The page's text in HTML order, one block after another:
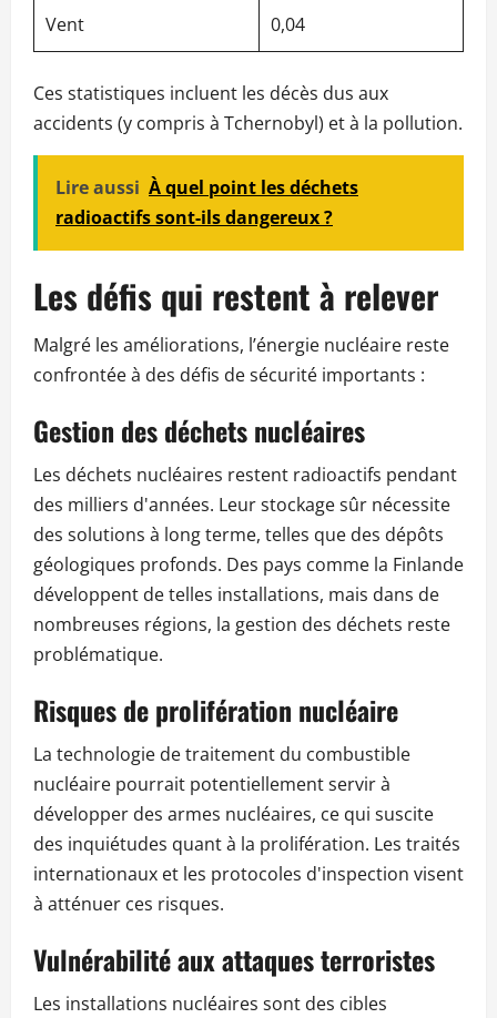
Vent 0,04
Ces statistiques incluent les décès dus aux
accidents (y compris à Tchernobyl) et à la pollution.
Lire aussi À quel point les déchets
radioactifs sont-ils dangereux ?
Les défis qui restent à relever
Malgré les améliorations, l’énergie nucléaire reste
confrontée à des défis de sécurité importants :
Gestion des déchets nucléaires
Les déchets nucléaires restent radioactifs pendant
des milliers d'années. Leur stockage sûr nécessite
des solutions à long terme, telles que des dépôts
géologiques profonds. Des pays comme la Finlande
développent de telles installations, mais dans de
nombreuses régions, la gestion des déchets reste
problématique.
Risques de prolifération nucléaire
La technologie de traitement du combustible
nucléaire pourrait potentiellement servir à
développer des armes nucléaires, ce qui suscite
des inquiétudes quant à la prolifération. Les traités
internationaux et les protocoles d'inspection visent
à atténuer ces risques.
Vulnérabilité aux attaques terroristes
Les installations nucléaires sont des cibles